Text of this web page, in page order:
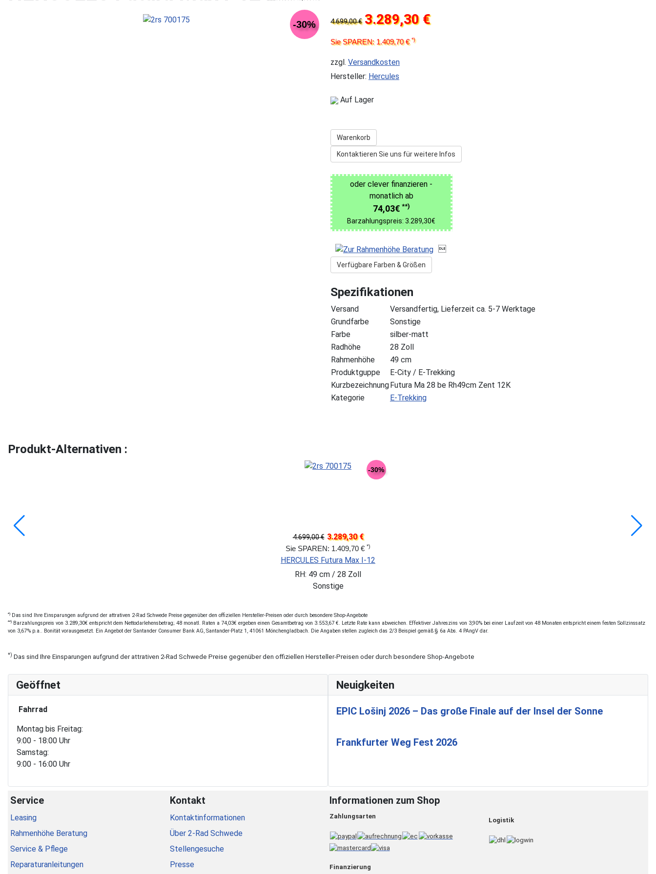
-30% 4.699,00 € 3.289,30 €
Sie SPAREN: 1.409,70 €*)
zzgl. Versandkosten
Hersteller: Hercules
Auf Lager
Warenkorb
Kontaktieren Sie uns für weitere Infos
oder clever finanzieren -
monatlich ab
74,03€ **)
Barzahlungspreis: 3.289,30€

Verfügbare Farben & Größen
Spezifikationen
Versand
Versandfertig, Lieferzeit ca. 5-7 Werktage
Grundfarbe
Sonstige
Farbe
silber-matt
Radhöhe
28 Zoll
Rahmenhöhe
49 cm
Produktguppe
E-City / E-Trekking
KurzbezeichnungFutura Ma 28 be Rh49cm Zent 12K
Kategorie
E-Trekking
Produkt-Alternativen :
-30%
4.699,00 € 3.289,30 €
Sie SPAREN: 1.409,70 € *)
HERCULES Futura Max I-12
RH: 49 cm / 28 Zoll
Sonstige
*) Das sind Ihre Einsparungen aufgrund der attrativen 2-Rad Schwede Preise gegenüber den offiziellen Hersteller-Preisen oder durch besondere Shop-Angebote
**) Barzahlungspreis von 3.289,30€ entspricht dem Nettodarlehensbetrag; 48 monatl. Raten a 74,03€ ergeben einen Gesamtbetrag von 3.553,67 €. Letzte Rate kann abweichen. Effektiver Jahreszins von 3,90% bei einer Laufzeit von 48 Monaten entspricht einem festen Sollzinssatz
von 3,67% p.a.. Bonität vorausgesetzt. Ein Angebot der Santander Consumer Bank AG, Santander-Platz 1, 41061 Mönchengladbach. Die Angaben stellen zugleich das 2/3 Beispiel gemäß § 6a Abs. 4 PAngV dar.
*) Das sind Ihre Einsparungen aufgrund der attrativen 2-Rad Schwede Preise gegenüber den offiziellen Hersteller-Preisen oder durch besondere Shop-Angebote
Geöffnet
Fahrrad
Montag bis Freitag:
9:00 - 18:00 Uhr
Samstag:
9:00 - 16:00 Uhr
Neuigkeiten
EPIC Lošinj 2026 – Das große Finale auf der Insel der Sonne
Frankfurter Weg Fest 2026
Service
Leasing
Rahmenhöhe Beratung
Service & Pflege
Reparaturanleitungen
Kontakt
Kontaktinformationen
Über 2-Rad Schwede
Stellengesuche
Presse
Informationen zum Shop
Zahlungsarten
Finanzierung
Logistik